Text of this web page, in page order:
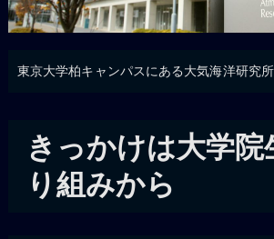
東京大学柏キャンパスにある大気海洋研究所
きっかけは大学院
り組みから